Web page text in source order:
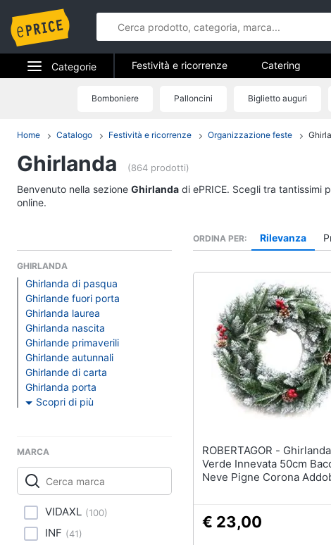
Categorie
Elettrodomestici
Telefonia
Tv e Home Cinema
Videogiochi
Audio e musica
Clima
Arredo
Brico e Giardinaggio
Salute e igiene
Prima infanzia
Fotografia
Festività e
Catering
Vedi tutti
Epifania
Nerf
Dinosauri
Barbie
Puzzle
Vedi tutti
Regali per la festa del
Per gli amanti della
Per gli amanti della moda
Festività e ricorrenze Catering
Bomboniere Palloncini Biglietto auguri
Home Catalogo Festività e ricorrenze Organizzazione feste
Ghirlanda (864 prodotti)
Benvenuto nella sezione Ghirlanda di ePRICE. Scegli tra
online.
GHIRLANDA
Ghirlanda di pasqua
Ghirlande fuori porta
Ghirlanda laurea
Ghirlanda nascita
Ghirlande primaverili
Ghirlande autunnali
Ghirlande di carta
Ghirlanda porta
Scopri di più
MARCA
VIDAXL (100)
INF (41)
ORDINA PER Rilevanza
ROBERTAGOR - Ghirlanda Pino
Verde Innevata 50cm
Neve Pigne Corona
€ 23,00